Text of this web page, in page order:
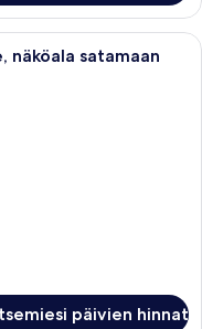
näköala satamaan
päivien hinnat